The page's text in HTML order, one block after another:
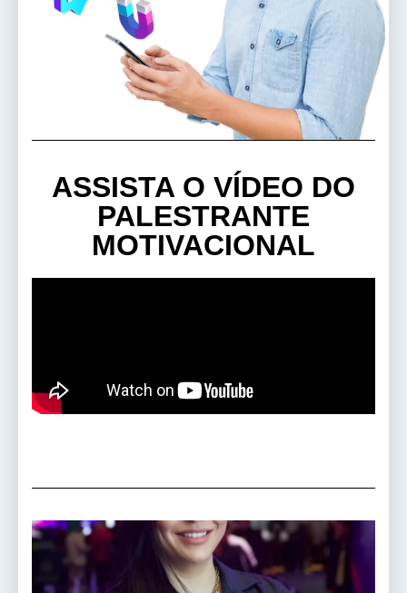
ASSISTA O VÍDEO DO
PALESTRANTE
MOTIVACIONAL